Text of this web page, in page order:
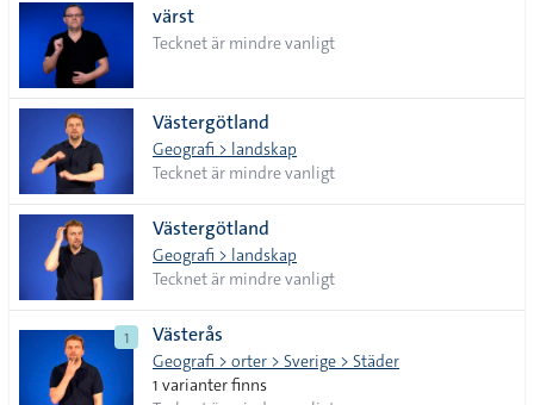
värst
Tecknet är mindre vanligt
Västergötland
Geografi > landskap
Tecknet är mindre vanligt
Västergötland
Geografi > landskap
Tecknet är mindre vanligt
1 Västerås
Geografi > orter > Sverige > Städer
1 varianter finns